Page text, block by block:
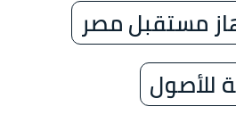
مستقبل مصر
للأصول